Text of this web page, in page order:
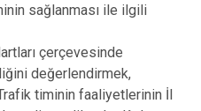
sağlanması ile ilgili
çerçevesinde
değerlendirmek,
timinin faaliyetlerinin İl